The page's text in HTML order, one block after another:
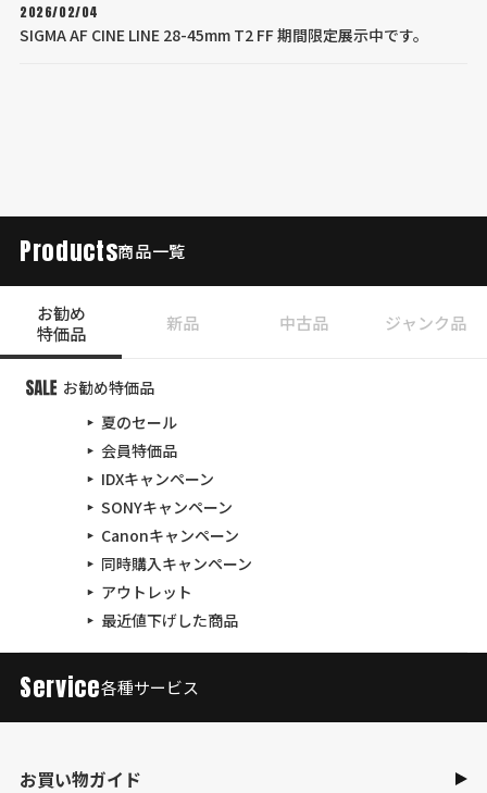
2026/02/04
SIGMA AF CINE LINE 28-45mm T2 FF 期間限定展示中です。
Products商品一覧
お勧め
特価品
新品 中古品 ジャンク品
お勧め特価品
夏のセール
会員特価品
IDXキャンペーン
SONYキャンペーン
Canonキャンペーン
同時購入キャンペーン
アウトレット
最近値下げした商品
Service各種サービス
お買い物ガイド